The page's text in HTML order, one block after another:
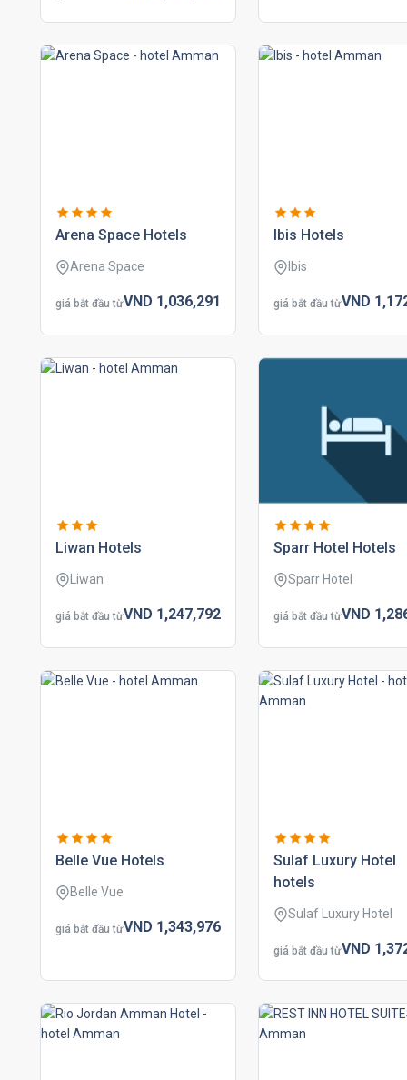
arena space hotels
Arena Space
giá bắt đầu từVND 1,036,291
ibis hotels
Ibis
giá bắt đầu từVND
liwan hotels
Liwan
giá bắt đầu từVND 1,247,792
sparr hotel hotels
Sparr Hotel
giá bắt đầu từVND
belle vue hotels
Belle Vue
giá bắt đầu từVND 1,343,976
sulaf luxury hotel
hotels
Sulaf Luxury Hotel
giá bắt đầu từVND